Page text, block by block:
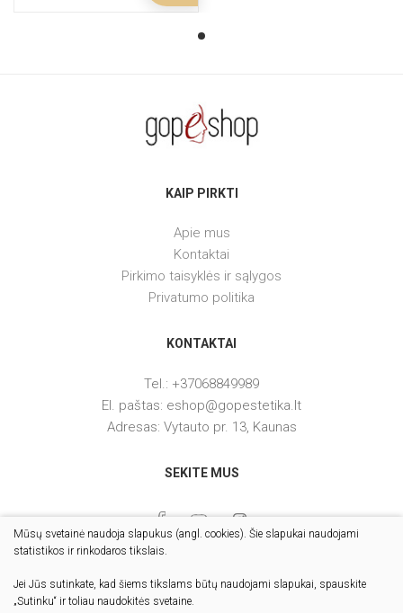
KAIP PIRKTI
Apie mus
Kontaktai
Pirkimo taisyklės ir sąlygos
Privatumo politika
KONTAKTAI
Tel.: +37068849989
El. paštas: eshop@gopestetika.lt
Adresas: Vytauto pr. 13, Kaunas
SEKITE MUS
Mūsų svetainė naudoja slapukus (angl. cookies). Šie slapukai naudojami
statistikos ir rinkodaros tikslais.
Jei Jūs sutinkate, kad šiems tikslams būtų naudojami slapukai, spauskite
„Sutinku“ ir toliau naudokitės svetaine.